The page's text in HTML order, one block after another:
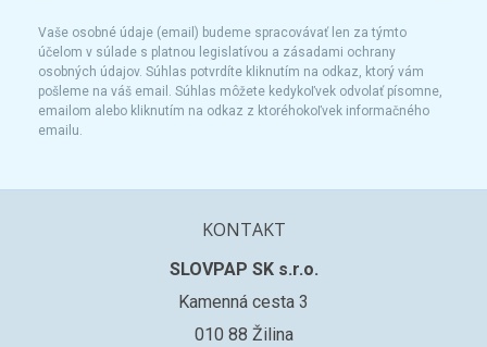
Vaše osobné údaje (email) budeme spracovávať len za týmto
účelom v súlade s platnou legislatívou a zásadami ochrany
osobných údajov. Súhlas potvrdíte kliknutím na odkaz, ktorý vám
pošleme na váš email. Súhlas môžete kedykoľvek odvolať písomne,
emailom alebo kliknutím na odkaz z ktoréhokoľvek informačného
emailu.
KONTAKT
SLOVPAP SK s.r.o.
Kamenná cesta 3
010 88 Žilina